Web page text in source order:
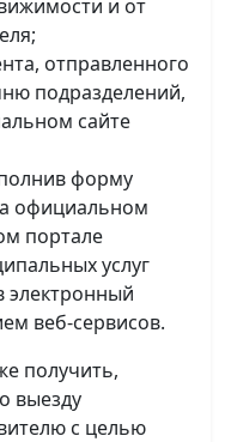
и от
отправленного
подразделений,
сайте
форму
официальном
портале
услуг
электронный
веб-сервисов.
получить,
выезду
с целью